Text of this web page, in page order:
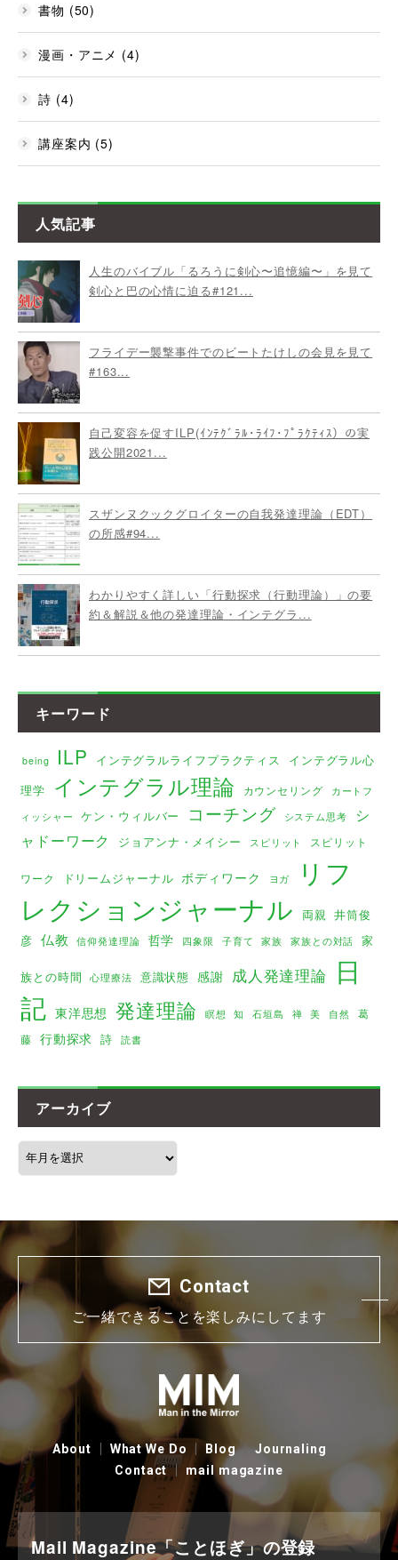
書物 (50)
漫画・アニメ (4)
詩 (4)
講座案内 (5)
人気記事
人生のバイブル「るろうに剣心〜追憶編〜」を見て
剣心と巴の心情に迫る#121...
フライデー襲撃事件でのビートたけしの会見を見て
#163...
自己変容を促すILP(ｲﾝﾃｸﾞﾗﾙ･ﾗｲﾌ･ﾌﾟﾗｸﾃｨｽ）の実
践公開2021...
スザンヌクックグロイターの自我発達理論（EDT）
の所感#94...
わかりやすく詳しい「行動探求（行動理論）」の要
約＆解説＆他の発達理論・インテグラ...
キーワード
being ILP インテグラルライフプラクティス
インテグラル心
理学
インテグラル理論 カウンセリング
カートフ
ィッシャー
ケン・ウィルバー コーチング システム思考
シ
ャドーワーク
ジョアンナ・メイシー スピリット スピリット
ワーク ドリームジャーナル ボディワーク ヨガ
リフ
レクションジャーナル 両親 井筒俊
彦 仏教 信仰発達理論 哲学 四象限 子育て 家族 家族との対話 家
族との時間 心理療法 意識状態 感謝 成人発達理論
日
記 東洋思想 発達理論 瞑想 知 石垣島 禅 美 自然
葛
藤 行動探求 詩 読書
アーカイブ
Contact
ご一緒できることを楽しみにしてます
About What We Do Blog
Journaling
Contact
mail magazine
Mail Magazine「ことほぎ」の登録